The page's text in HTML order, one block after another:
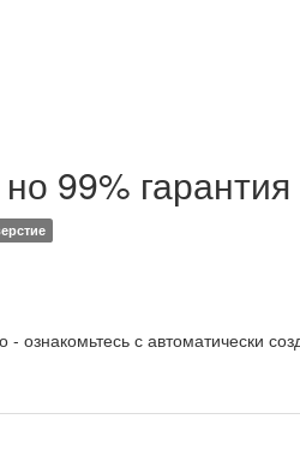
99% гарантия
с автоматически